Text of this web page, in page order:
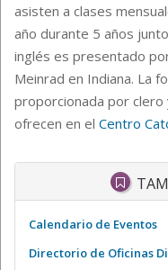
asisten a clases
año durante 5 años
inglés es presentado
Meinrad en Indiana. La
proporcionada por clero
ofrecen en el Centro
Calendario de Eventos
Directorio de Oficinas